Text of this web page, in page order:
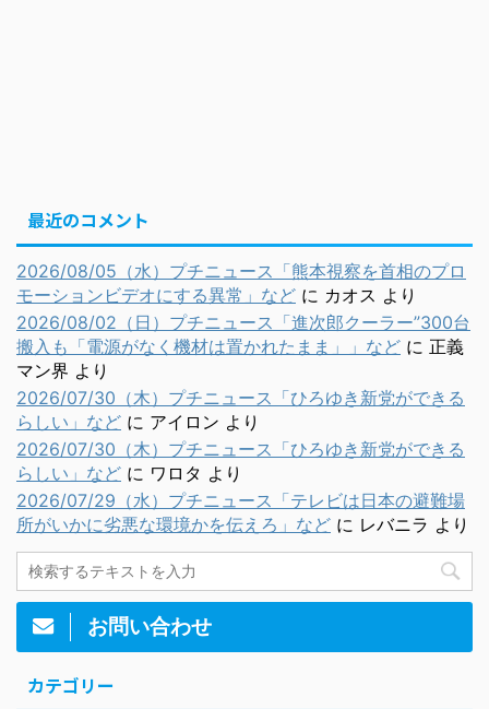
最近のコメント
2026/08/05（水）プチニュース「熊本視察を首相のプロ
モーションビデオにする異常」など に カオス より
2026/08/02（日）プチニュース「進次郎クーラー”300台
搬入も「電源がなく機材は置かれたまま」」など に 正義
マン界 より
2026/07/30（木）プチニュース「ひろゆき新党ができる
らしい」など に アイロン より
2026/07/30（木）プチニュース「ひろゆき新党ができる
らしい」など に ワロタ より
2026/07/29（水）プチニュース「テレビは日本の避難場
所がいかに劣悪な環境かを伝えろ」など に レバニラ より
お問い合わせ
カテゴリー